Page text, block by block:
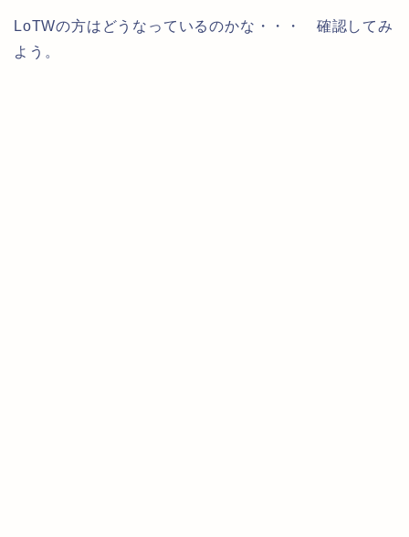
LoTWの方はどうなっているのかな・・・ 確認してみ
よう。